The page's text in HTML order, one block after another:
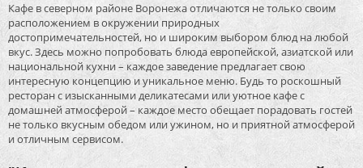
Кафе в северном районе Воронежа отличаются не только своим
расположением в окружении природных
достопримечательностей, но и широким выбором блюд на любой
вкус. Здесь можно попробовать блюда европейской, азиатской или
национальной кухни – каждое заведение предлагает свою
интересную концепцию и уникальное меню. Будь то роскошный
ресторан с изысканными деликатесами или уютное кафе с
домашней атмосферой – каждое место обещает порадовать гостей
не только вкусным обедом или ужином, но и приятной атмосферой
и отличным сервисом.